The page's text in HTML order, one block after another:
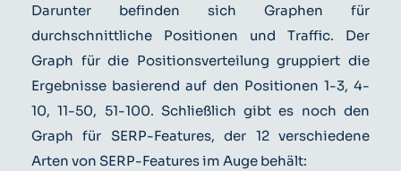
Darunter befinden sich Graphen für
durchschnittliche Positionen und Traffic. Der
Graph für die Positionsverteilung gruppiert die
Ergebnisse basierend auf den Positionen 1-3, 4-
10, 11-50, 51-100. Schließlich gibt es noch den
Graph für SERP-Features, der 12 verschiedene
Arten von SERP-Features im Auge behält: